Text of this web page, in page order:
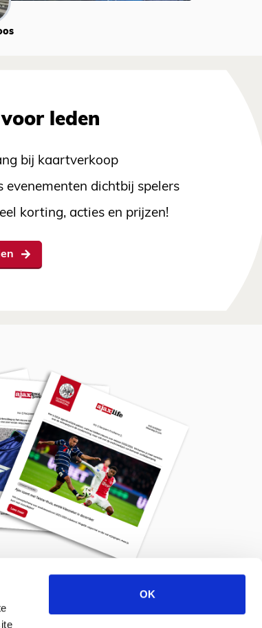
OK
leden
bij kaartverkoop
evenementen dichtbij spelers
korting, acties en prijzen!
Meld je aan voor de nieuwsbrief